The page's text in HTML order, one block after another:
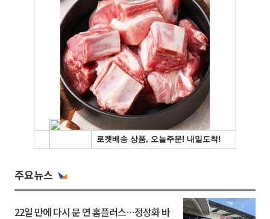
주요뉴스
22일 만에 다시 문 연 홈플러스…정상화 바